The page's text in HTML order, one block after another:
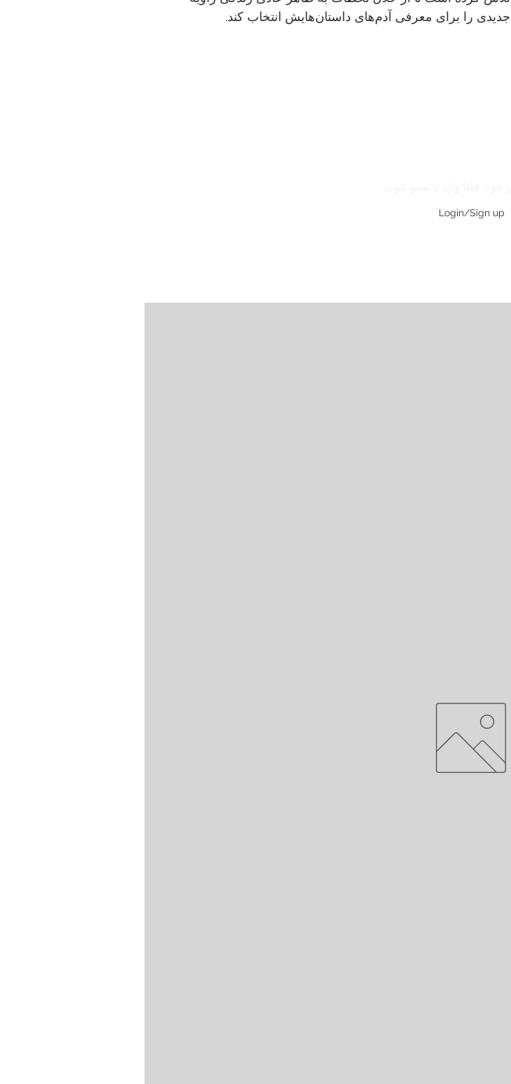
جدیدی را برای معرفی آدم‌های داستان‌هایش انتخاب کند.
Login/Sign up